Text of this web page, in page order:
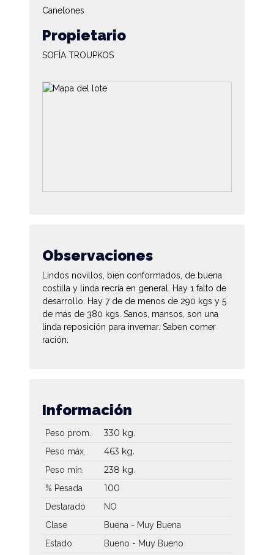
Canelones
Propietario
SOFÍA TROUPKOS
Observaciones
Lindos novillos, bien conformados, de buena
costilla y linda recría en general. Hay 1 falto de
desarrollo. Hay 7 de de menos de 290 kgs y 5
de más de 380 kgs. Sanos, mansos, son una
linda reposición para invernar. Saben comer
ración.
Información
Peso prom. 330 kg.
Peso máx. 463 kg.
Peso mín. 238 kg.
% Pesada 100
Destarado
NO
Clase
Buena - Muy Buena
Estado
Bueno - Muy Bueno